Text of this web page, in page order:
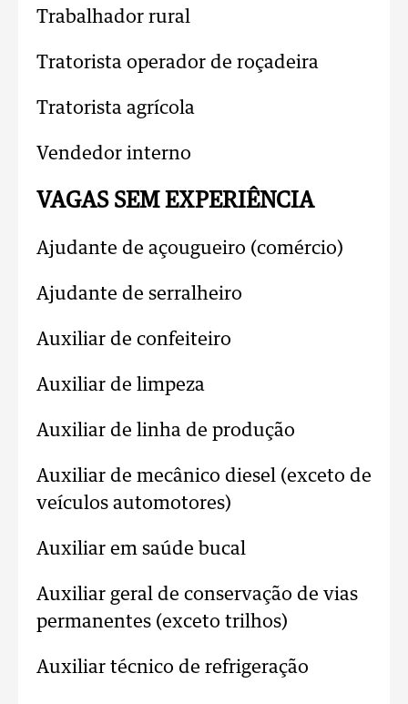
Trabalhador rural
Tratorista operador de roçadeira
Tratorista agrícola
Vendedor interno
VAGAS SEM EXPERIÊNCIA
Ajudante de açougueiro (comércio)
Ajudante de serralheiro
Auxiliar de confeiteiro
Auxiliar de limpeza
Auxiliar de linha de produção
Auxiliar de mecânico diesel (exceto de
veículos automotores)
Auxiliar em saúde bucal
Auxiliar geral de conservação de vias
permanentes (exceto trilhos)
Auxiliar técnico de refrigeração